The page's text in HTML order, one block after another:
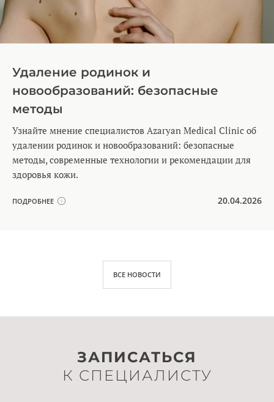
Удаление родинок и
новообразований: безопасные
методы
Узнайте мнение специалистов Azaryan Medical Clinic об
удалении родинок и новообразований: безопасные
методы, современные технологии и рекомендации для
здоровья кожи.
ПОДРОБНЕЕ 20.04.2026
ВСЕ НОВОСТИ
ЗАПИСАТЬСЯ
К СПЕЦИАЛИСТУ